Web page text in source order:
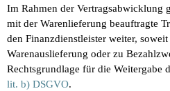
Im Rahmen der Vertragsabwicklung
mit der Warenlieferung beauftragte
den Finanzdienstleister weiter,
Warenauslieferung oder zu
Rechtsgrundlage für die Weitergabe
lit. b) DSGVO.